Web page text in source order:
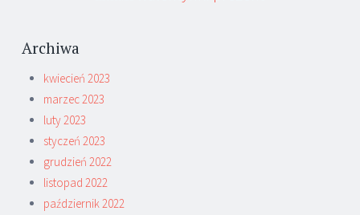
Archiwa
kwiecień 2023
marzec 2023
luty 2023
styczeń 2023
grudzień 2022
listopad 2022
październik 2022